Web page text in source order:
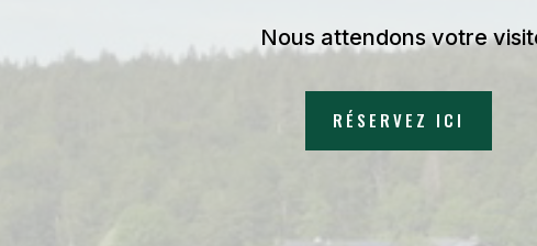
Nous attendons votre
RÉSERVEZ ICI